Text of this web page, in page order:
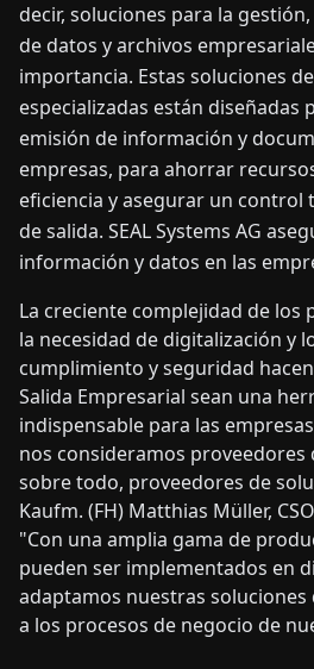
CONTÁCTENOS
decir, soluciones para la
de datos y archivos
importancia. Estas soluciones
especializadas están diseñadas
emisión de información y
empresas, para ahorrar
eficiencia y asegurar un control
de salida. SEAL Systems AG
información y datos en las
La creciente complejidad de los
la necesidad de digitalización y
cumplimiento y seguridad
Salida Empresarial sean una
indispensable para las
nos consideramos proveedores
sobre todo, proveedores de
Kaufm. (FH) Matthias Müller,
"Con una amplia gama de
pueden ser implementados en
adaptamos nuestras
a los procesos de negocio de